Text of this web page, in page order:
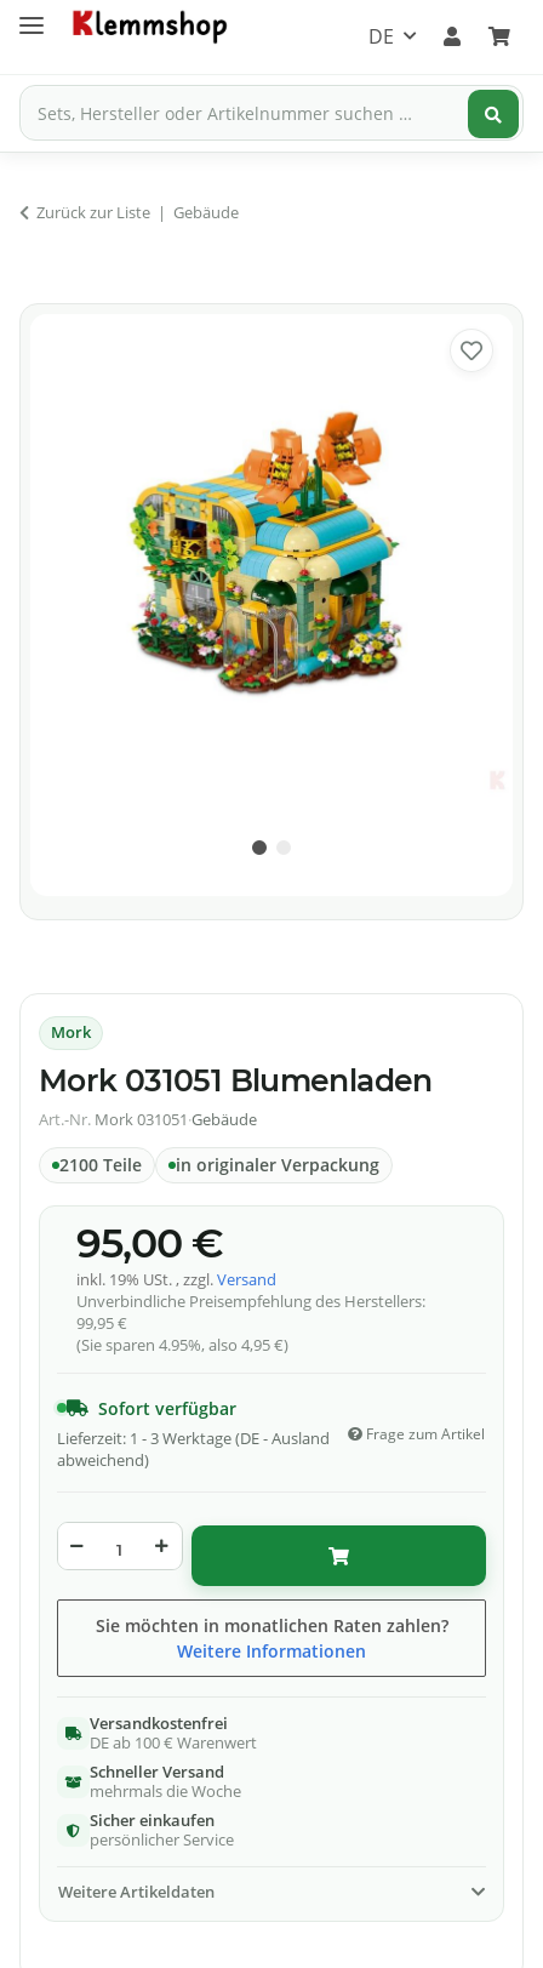
DE
Zurück zur Liste Gebäude
Mork
Mork 031051 Blumenladen
Art.-Nr. Mork 031051·Gebäude
2100 Teile in originaler Verpackung
95,00 €
inkl. 19% USt. , zzgl.Versand
Unverbindliche Preisempfehlung des Herstellers:
99,95 €
(Sie sparen 4.95%, also 4,95 €)
Sofort verfügbar
Lieferzeit: 1 - 3 Werktage(DE - Ausland
abweichend)
Frage zum Artikel
Sie möchten in monatlichen Raten zahlen?
Weitere Informationen
Versandkostenfrei
DE ab 100 € Warenwert
Schneller Versand
mehrmals die Woche
Sicher einkaufen
persönlicher Service
Weitere Artikeldaten